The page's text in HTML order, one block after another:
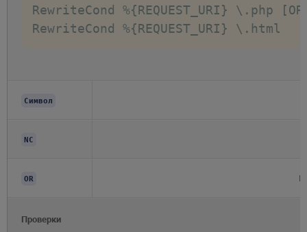
RewriteCond %{REQUEST_URI} \.php
RewriteCond %{REQUEST_URI} \.html
Символ
NC
OR
Проверки